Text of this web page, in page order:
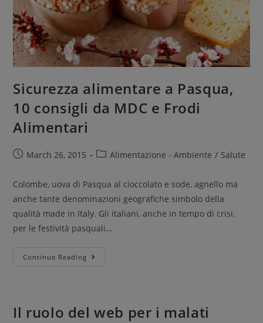
Sicurezza alimentare a Pasqua,
10 consigli da MDC e Frodi
Alimentari
March 26, 2015 Alimentazione - Ambiente / Salute
Colombe, uova di Pasqua al cioccolato e sode, agnello ma
anche tante denominazioni geografiche simbolo della
qualità made in Italy. Gli italiani, anche in tempo di crisi,
per le festività pasquali…
Continue Reading
Il ruolo del web per i malati